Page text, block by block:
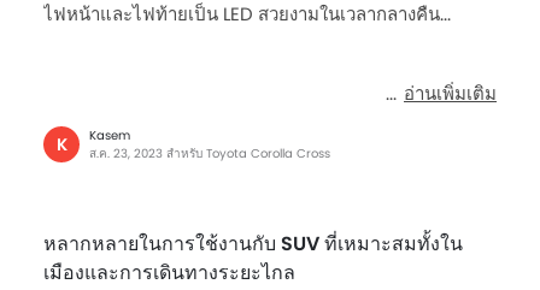
ไฟหน้าและไฟท้ายเป็น LED สวยงามในเวลากลางคืน...
อ่านเพิ่มเติม
K
Kasem
ส.ค. 23, 2023 สำหรับ Toyota Corolla Cross
หลากหลายในการใช้งานกับ SUV ที่เหมาะสมทั้งใน
เมืองและการเดินทางระยะไกล